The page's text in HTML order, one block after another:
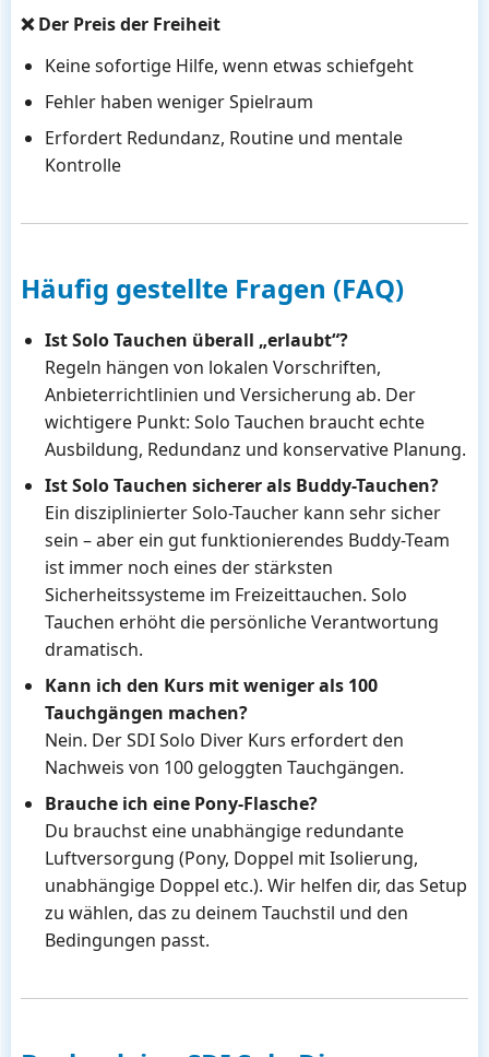
❌ Der Preis der Freiheit
Keine sofortige Hilfe, wenn etwas schiefgeht
Fehler haben weniger Spielraum
Erfordert Redundanz, Routine und mentale
Kontrolle
Häufig gestellte Fragen (FAQ)
Ist Solo Tauchen überall „erlaubt“?
Regeln hängen von lokalen Vorschriften,
Anbieterrichtlinien und Versicherung ab. Der
wichtigere Punkt: Solo Tauchen braucht echte
Ausbildung, Redundanz und konservative Planung.
Ist Solo Tauchen sicherer als Buddy-Tauchen?
Ein disziplinierter Solo-Taucher kann sehr sicher
sein – aber ein gut funktionierendes Buddy-Team
ist immer noch eines der stärksten
Sicherheitssysteme im Freizeittauchen. Solo
Tauchen erhöht die persönliche Verantwortung
dramatisch.
Kann ich den Kurs mit weniger als 100
Tauchgängen machen?
Nein. Der SDI Solo Diver Kurs erfordert den
Nachweis von 100 geloggten Tauchgängen.
Brauche ich eine Pony-Flasche?
Du brauchst eine unabhängige redundante
Luftversorgung (Pony, Doppel mit Isolierung,
unabhängige Doppel etc.). Wir helfen dir, das Setup
zu wählen, das zu deinem Tauchstil und den
Bedingungen passt.